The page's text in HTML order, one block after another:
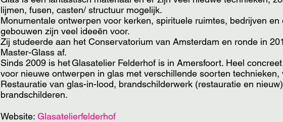
lijmen, fusen, casten/ structuur mogelijk.
Monumentale ontwerpen voor kerken, spirituele ruimtes, bedrijven en
gebouwen zijn veel ideeën voor.
Zij studeerde aan het Conservatorium van Amsterdam en ronde in
Master-Glass af.
Sinds 2009 is het Glasatelier Felderhof is in Amersfoort. Heel
voor nieuwe ontwerpen in glas met verschillende soorten technieken,
Restauratie van glas-in-lood, brandschilderwerk (restauratie en
brandschilderen.
Website: Glasatelierfelderhof